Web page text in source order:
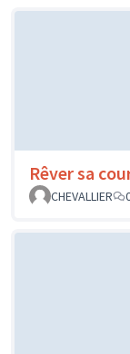
Rêver sa
CHEVALLIER